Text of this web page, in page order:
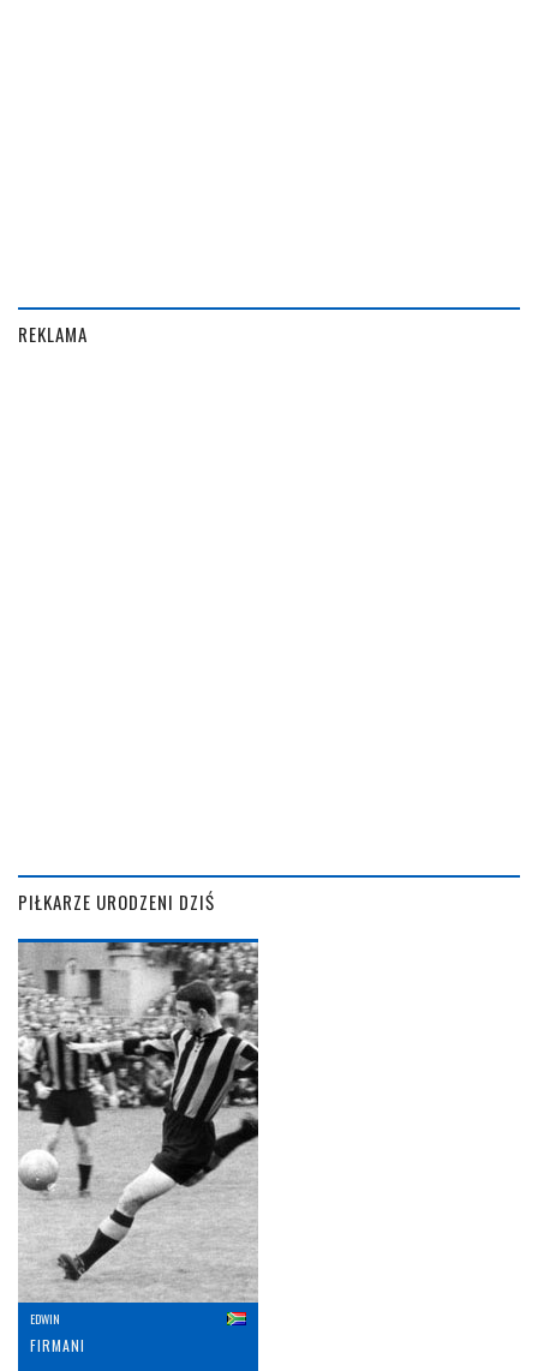
REKLAMA
PIŁKARZE URODZENI DZIŚ
EDWIN
FIRMANI